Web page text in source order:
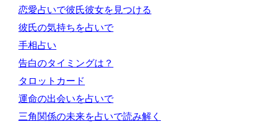
恋愛占いで彼氏彼女を見つける
彼氏の気持ちを占いで
手相占い
告白のタイミングは？
タロットカード
運命の出会いを占いで
三角関係の未来を占いで読み解く